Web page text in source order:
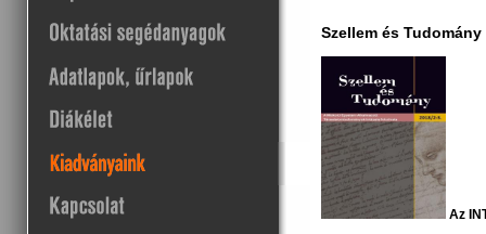
Szellem és Tudomány
Az